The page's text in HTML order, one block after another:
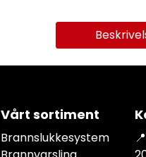
Vårt sortiment
Brannslukkesystem